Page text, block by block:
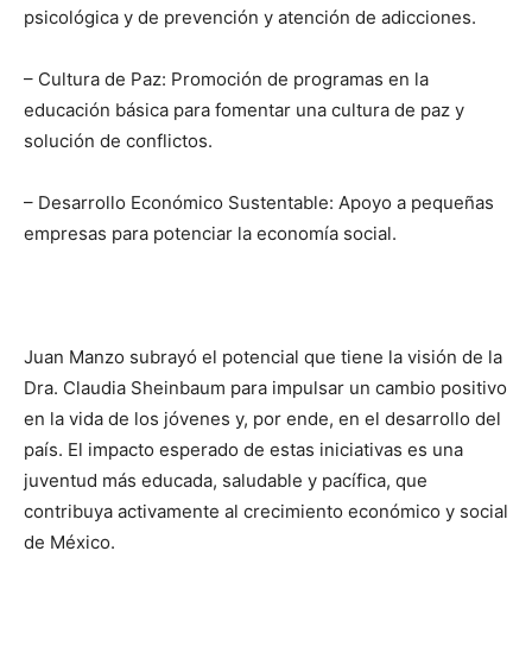
psicológica y de prevención y atención de adicciones.
– Cultura de Paz: Promoción de programas en la
educación básica para fomentar una cultura de paz y
solución de conflictos.
– Desarrollo Económico Sustentable: Apoyo a pequeñas
empresas para potenciar la economía social.
Juan Manzo subrayó el potencial que tiene la visión de la
Dra. Claudia Sheinbaum para impulsar un cambio positivo
en la vida de los jóvenes y, por ende, en el desarrollo del
país. El impacto esperado de estas iniciativas es una
juventud más educada, saludable y pacífica, que
contribuya activamente al crecimiento económico y social
de México.